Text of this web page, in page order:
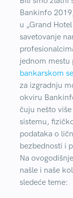
Bankinfo
u „Grand
savetovanje
jednom mestu
bankarskom
za izgradnju
okviru
čuju nešto
sistemu,
podataka o
bezbednosti i
Na
našle i naše
sledeće teme: